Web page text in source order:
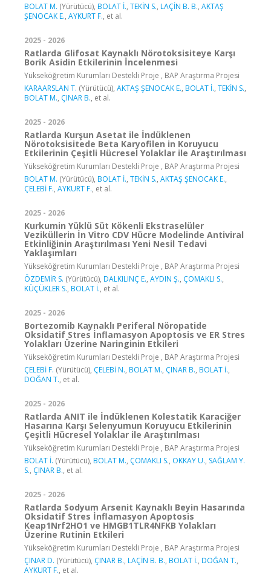
BOLAT M. (Yürütücü), BOLAT İ., TEKİN S., LAÇİN B. B., AKTAŞ
ŞENOCAK E., AYKURT F., et al.
2025 - 2026
Ratlarda Glifosat Kaynaklı Nörotoksisiteye Karşı
Borik Asidin Etkilerinin İncelenmesi
Yükseköğretim Kurumları Destekli Proje , BAP Araştırma Projesi
KARAARSLAN T. (Yürütücü), AKTAŞ ŞENOCAK E., BOLAT İ., TEKİN S.,
BOLAT M., ÇINAR B., et al.
2025 - 2026
Ratlarda Kurşun Asetat ile İndüklenen
Nörotoksisitede Beta Karyofilen in Koruyucu
Etkilerinin Çeşitli Hücresel Yolaklar ile Araştırılması
Yükseköğretim Kurumları Destekli Proje , BAP Araştırma Projesi
BOLAT M. (Yürütücü), BOLAT İ., TEKİN S., AKTAŞ ŞENOCAK E.,
ÇELEBİ F., AYKURT F., et al.
2025 - 2026
Kurkumin Yüklü Süt Kökenli Ekstraselüler
Veziküllerin İn Vitro CDV Hücre Modelinde Antiviral
Etkinliğinin Araştırılması Yeni Nesil Tedavi
Yaklaşımları
Yükseköğretim Kurumları Destekli Proje , BAP Araştırma Projesi
ÖZDEMİR S. (Yürütücü), DALKILINÇ E., AYDIN Ş., ÇOMAKLI S.,
KÜÇÜKLER S., BOLAT İ., et al.
2025 - 2026
Bortezomib Kaynaklı Periferal Nöropatide
Oksidatif Stres İnflamasyon Apoptosis ve ER Stres
Yolakları Üzerine Naringinin Etkileri
Yükseköğretim Kurumları Destekli Proje , BAP Araştırma Projesi
ÇELEBİ F. (Yürütücü), ÇELEBİ N., BOLAT M., ÇINAR B., BOLAT İ.,
DOĞAN T., et al.
2025 - 2026
Ratlarda ANIT ile İndüklenen Kolestatik Karaciğer
Hasarına Karşı Selenyumun Koruyucu Etkilerinin
Çeşitli Hücresel Yolaklar ile Araştırılması
Yükseköğretim Kurumları Destekli Proje , BAP Araştırma Projesi
BOLAT İ. (Yürütücü), BOLAT M., ÇOMAKLI S., OKKAY U., SAĞLAM Y.
S., ÇINAR B., et al.
2025 - 2026
Ratlarda Sodyum Arsenit Kaynaklı Beyin Hasarında
Oksidatif Stres İnflamasyon Apoptosis
Keap1Nrf2HO1 ve HMGB1TLR4NFKB Yolakları
Üzerine Rutinin Etkileri
Yükseköğretim Kurumları Destekli Proje , BAP Araştırma Projesi
ÇINAR D. (Yürütücü), ÇINAR B., LAÇİN B. B., BOLAT İ., DOĞAN T.,
AYKURT F., et al.